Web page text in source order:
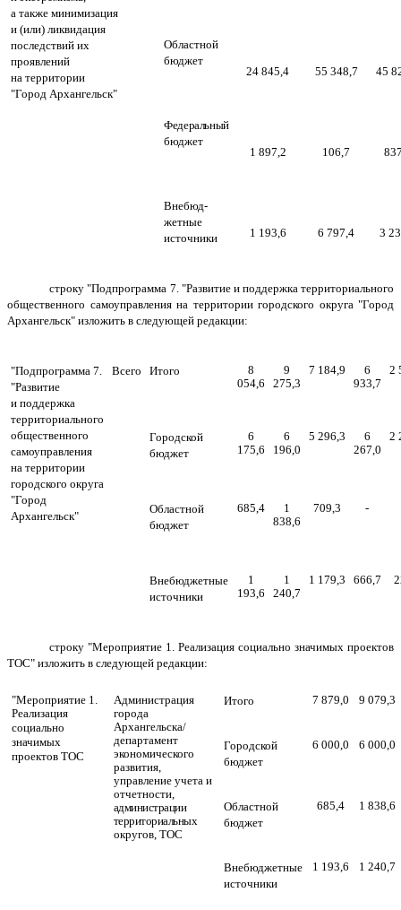
а также минимизация
и (или) ликвидация
последствий их
проявлений
на территории
"Город Архангельск"
Областной
бюджет
24 845,4
55 348,7 45
Федеральный
бюджет
1 897,2
106,7
Внебюд-
жетные
источники
1 193,6 6 797,4 3
строку "Подпрограмма 7. "Развитие и поддержка территориального
общественного самоуправления на территории городского округа "Город
Архангельск" изложить в следующей редакции:
"Подпрограмма 7.
"Развитие
и поддержка
территориального
общественного
самоуправления
на территории
городского округа
"Город
Архангельск"
Всего Итого
8
054,6
9
275,3
7 184,9
6
933,7
2
Городской
бюджет
6
175,6
6
196,0
5 296,3
6
267,0
2
Областной
бюджет
685,4
1
838,6
709,3 -
Внебюджетные
источники
1
193,6
1
240,7
1 179,3 666,7
строку "Мероприятие 1. Реализация социально значимых проектов
ТОС" изложить в следующей редакции:
"Мероприятие 1.
Реализация
социально
значимых
проектов ТОС
Администрация
города
Архангельска/
департамент
экономического
развития,
управление учета и
отчетности,
администрации
территориальных
округов, ТОС
Итого 7 879,0 9 079,3
Городской
бюджет
6 000,0 6 000,0
Областной
бюджет
685,4 1 838,6
Внебюджетные
источники
1 193,6 1 240,7